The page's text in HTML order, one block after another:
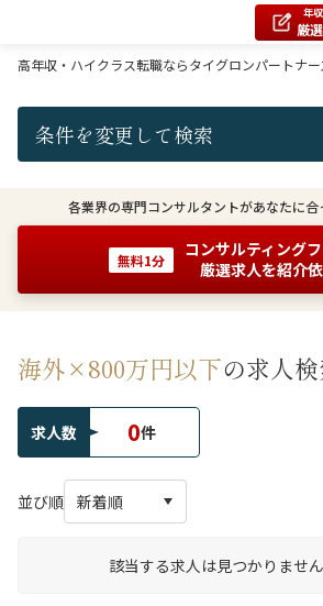
年
厳
高年収・ハイクラス転職ならタイグロンパートナー
条件を変更して検索
各業界の専門コンサルタントがあなたに
無料1分
コンサルティング
厳選求人を紹介
海外×800万円以下の求人
求人数 0件
並び順
該当する求人は見つかりません